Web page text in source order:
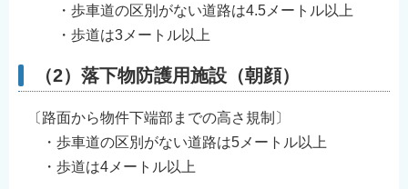
・歩車道の区別がない道路は4.5メートル以上
・歩道は3メートル以上
（2）落下物防護用施設（朝顔）
〔路面から物件下端部までの高さ規制〕
・歩車道の区別がない道路は5メートル以上
・歩道は4メートル以上